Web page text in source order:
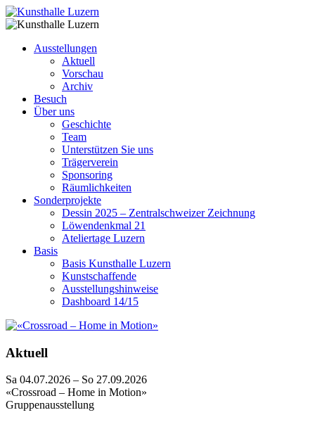
Ausstellungen
Aktuell
Vorschau
Archiv
Besuch
Über uns
Geschichte
Team
Unterstützen Sie uns
Trägerverein
Sponsoring
Räumlichkeiten
Sonderprojekte
Dessin 2025 – Zentralschweizer Zeichnung
Löwendenkmal 21
Ateliertage Luzern
Basis
Basis Kunsthalle Luzern
Kunstschaffende
Ausstellungshinweise
Dashboard 14/15
Aktuell
Sa 04.07.2026 – So 27.09.2026
«Crossroad – Home in Motion»
Gruppenausstellung